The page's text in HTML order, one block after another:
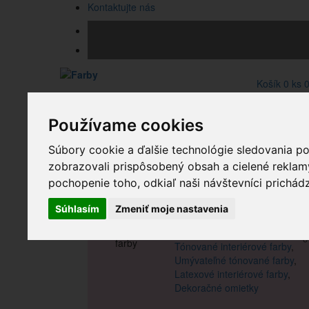
Používame cookies
Súbory cookie a ďalšie technológie sledovania
zobrazovali prispôsobený obsah a cielené
pochopenie toho, odkiaľ naši návštevníci
Súhlasím Zmeniť moje nastavenia
Kontaktujte nás
Košík 0 ks
hľadaj
Kategórie
Kategórie
Interiérové farby
Tónované interiérové farby,
Umývateľné tónované farby,
Latexové interiérové farby,
Dekoračné omietky